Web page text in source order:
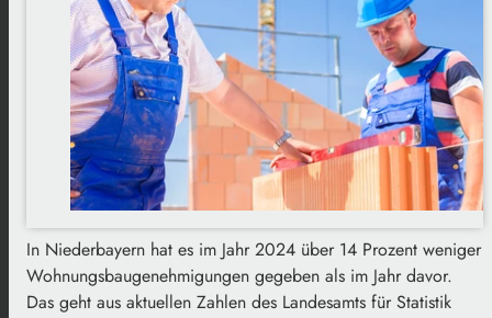
In Niederbayern hat es im Jahr 2024 über 14 Prozent weniger
Wohnungsbaugenehmigungen gegeben als im Jahr davor.
Das geht aus aktuellen Zahlen des Landesamts für Statistik